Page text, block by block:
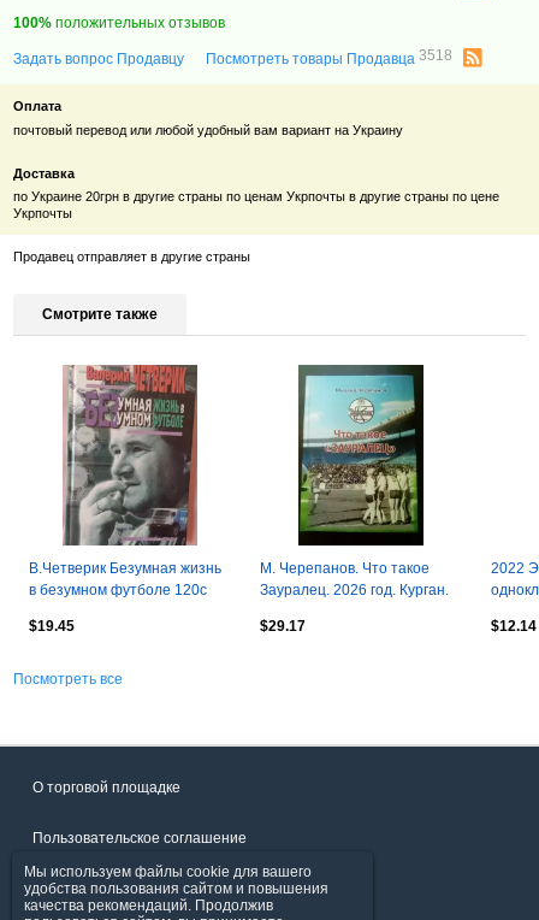
100% положительных отзывов
Задать вопрос Продавцу Посмотреть товары Продавца3518
Оплата
почтовый перевод или любой удобный вам вариант на Украину
Доставка
по Украине 20грн в другие страны по ценам Укрпочты в другие страны по цене
Укрпочты
Продавец отправляет в другие страны
Смотрите также
В.Четверик Безумная жизнь
в безумном футболе 120с
$19.45
М. Черепанов. Что такое
Зауралец. 2026 год. Курган.
$29.17
2022
$12.14
Посмотреть все
О торговой площадке
Пользовательское соглашение
Политика конфиденциальности
Мы используем файлы cookie для вашего
удобства пользования сайтом и повышения
качества рекомендаций. Продолжив